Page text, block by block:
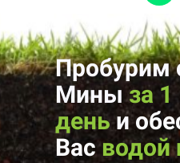
Пробурим
Миныза 1
деньи
Васводой